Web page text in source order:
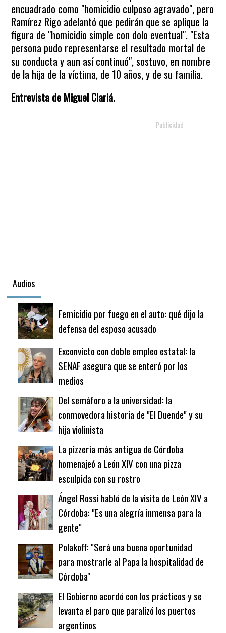
encuadrado como "homicidio culposo agravado", pero
Ramírez Rigo adelantó que pedirán que se aplique la
figura de "homicidio simple con dolo eventual". "Esta
persona pudo representarse el resultado mortal de
su conducta y aun así continuó", sostuvo, en nombre
de la hija de la víctima, de 10 años, y de su familia.
Entrevista de Miguel Clariá.
Audios
Femicidio por fuego en el auto: qué dijo la
defensa del esposo acusado
Exconvicto con doble empleo estatal: la
SENAF asegura que se enteró por los
medios
Del semáforo a la universidad: la
conmovedora historia de "El Duende" y su
hija violinista
La pizzería más antigua de Córdoba
homenajeó a León XIV con una pizza
esculpida con su rostro
Ángel Rossi habló de la visita de León XIV a
Córdoba: "Es una alegría inmensa para la
gente"
Polakoff: "Será una buena oportunidad
para mostrarle al Papa la hospitalidad de
Córdoba"
El Gobierno acordó con los prácticos y se
levanta el paro que paralizó los puertos
argentinos